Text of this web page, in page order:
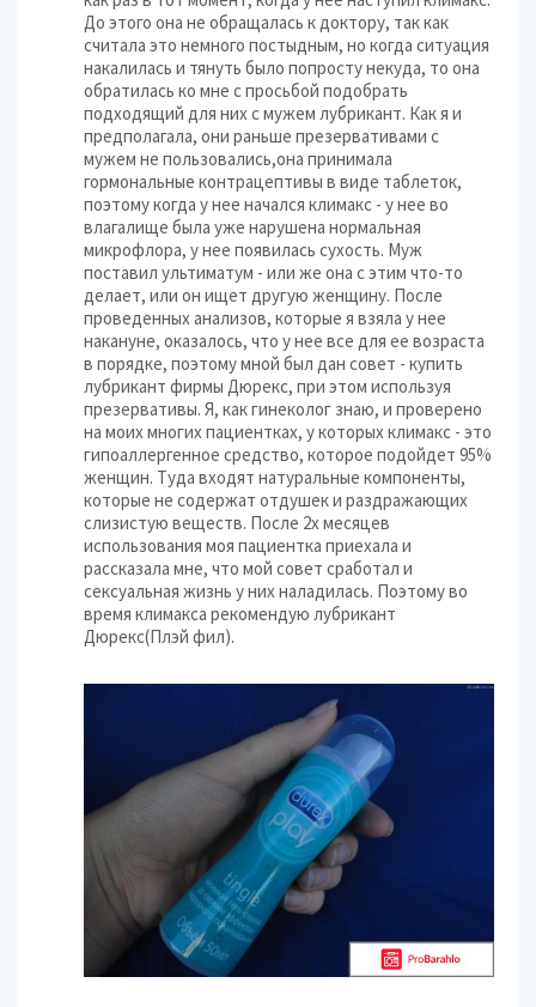
До этого она не обращалась к доктору, так как
считала это немного постыдным, но когда ситуация
накалилась и тянуть было попросту некуда, то она
обратилась ко мне с просьбой подобрать
подходящий для них с мужем лубрикант. Как я и
предполагала, они раньше презервативами с
мужем не пользовались,она принимала
гормональные контрацептивы в виде таблеток,
поэтому когда у нее начался климакс - у нее во
влагалище была уже нарушена нормальная
микрофлора, у нее появилась сухость. Муж
поставил ультиматум - или же она с этим что-то
делает, или он ищет другую женщину. После
проведенных анализов, которые я взяла у нее
накануне, оказалось, что у нее все для ее возраста
в порядке, поэтому мной был дан совет - купить
лубрикант фирмы Дюрекс, при этом используя
презервативы. Я, как гинеколог знаю, и проверено
на моих многих пациентках, у которых климакс - это
гипоаллергенное средство, которое подойдет 95%
женщин. Туда входят натуральные компоненты,
которые не содержат отдушек и раздражающих
слизистую веществ. После 2х месяцев
использования моя пациентка приехала и
рассказала мне, что мой совет сработал и
сексуальная жизнь у них наладилась. Поэтому во
время климакса рекомендую лубрикант
Дюрекс(Плэй фил).